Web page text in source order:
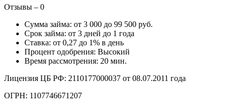
Отзывы – 0
Сумма займа: от 3 000 до 99 500 руб.
Срок займа: от 3 дней до 1 года
Ставка: от 0,27 до 1% в день
Процент одобрения: Высокий
Время рассмотрения: 20 мин.
Лицензия ЦБ РФ: 2110177000037 от 08.07.2011 года
ОГРН: 1107746671207